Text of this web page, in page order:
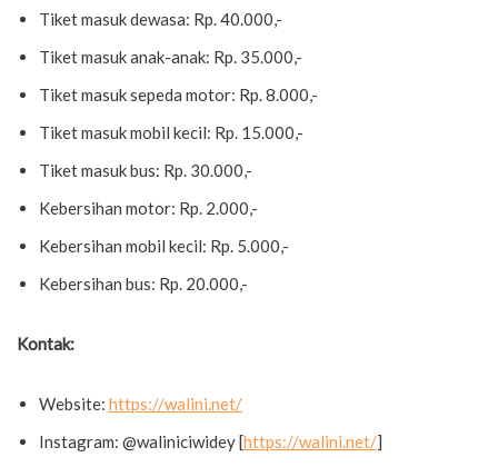
Tiket masuk dewasa: Rp. 40.000,-
Tiket masuk anak-anak: Rp. 35.000,-
Tiket masuk sepeda motor: Rp. 8.000,-
Tiket masuk mobil kecil: Rp. 15.000,-
Tiket masuk bus: Rp. 30.000,-
Kebersihan motor: Rp. 2.000,-
Kebersihan mobil kecil: Rp. 5.000,-
Kebersihan bus: Rp. 20.000,-
Kontak:
Website: https://walini.net/
Instagram: @waliniciwidey [https://walini.net/]